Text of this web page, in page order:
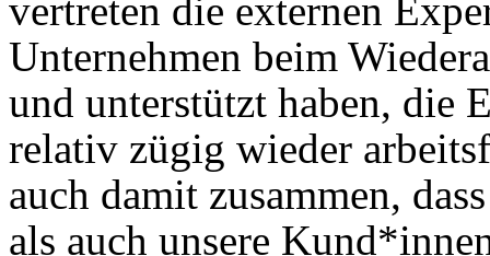
vertreten die externen
Unternehmen beim
und unterstützt haben, die
relativ zügig wieder
auch damit zusammen,
als auch unsere